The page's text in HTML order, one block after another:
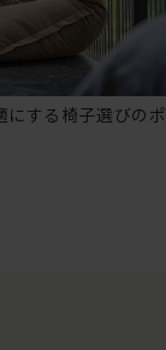
にする椅子選びのポ